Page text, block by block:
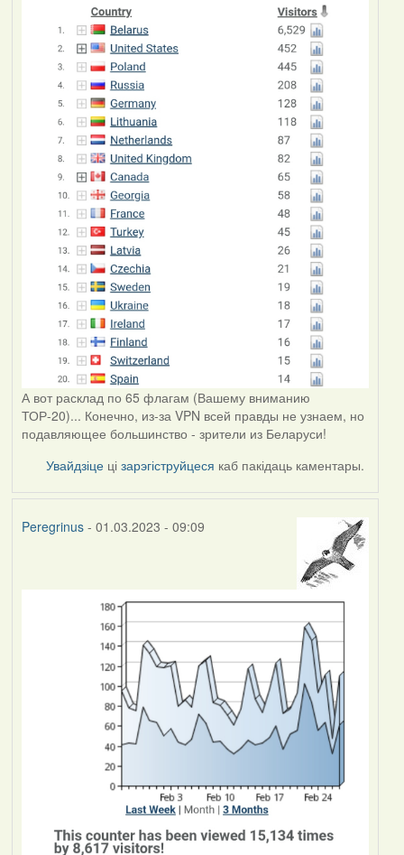
А вот расклад по 65 флагам (Вашему вниманию
ТОР-20)... Конечно, из-за VPN всей правды не узнаем, но
подавляющее большинство - зрители из Беларуси!
Увайдзіце цізарэгіструйцеся каб пакідаць каментары.
Peregrinus- 01.03.2023 - 09:09